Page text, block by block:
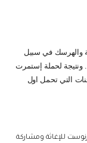
والهرسك في سبيل
لحملة إستمرت
التي تحمل اول
للإغاثة ومشاركة